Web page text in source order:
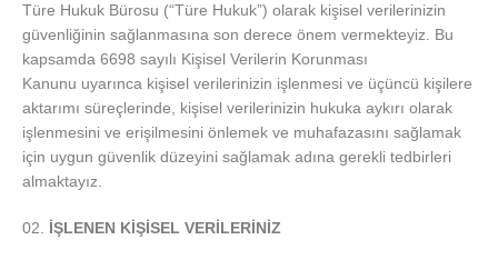
Türe Hukuk Bürosu (“Türe Hukuk”) olarak kişisel verilerinizin
güvenliğinin sağlanmasına son derece önem vermekteyiz. Bu
kapsamda 6698 sayılı Kişisel Verilerin Korunması
Kanunu uyarınca kişisel verilerinizin işlenmesi ve üçüncü kişilere
aktarımı süreçlerinde, kişisel verilerinizin hukuka aykırı olarak
işlenmesini ve erişilmesini önlemek ve muhafazasını sağlamak
için uygun güvenlik düzeyini sağlamak adına gerekli tedbirleri
almaktayız.
İŞLENEN KİŞİSEL VERİLERİNİZ